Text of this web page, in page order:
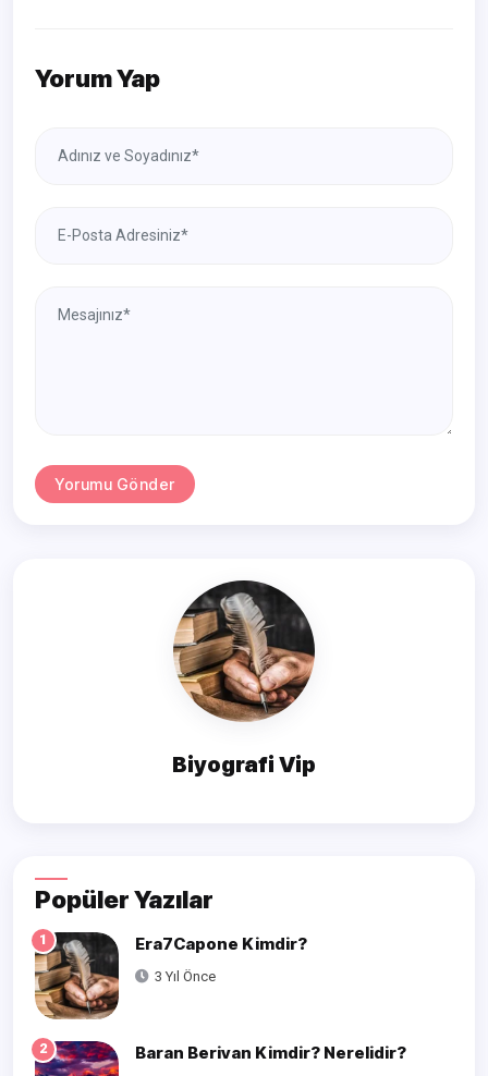
Yorum Yap
Yorumu Gönder
Biyografi Vip
Popüler Yazılar
1 Era7Capone Kimdir?
3 Yıl Önce
2 Baran Berivan Kimdir? Nerelidir?